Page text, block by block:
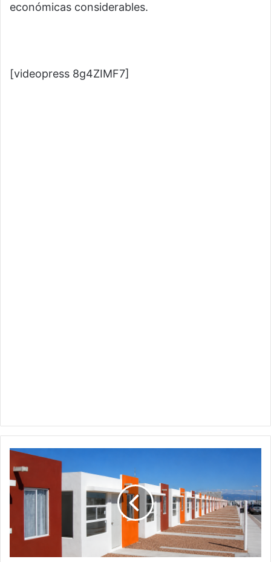
económicas considerables.
[videopress 8g4ZIMF7]
Vivienda
del
Bienestar
para
jóvenes:
y
cómo
obtener